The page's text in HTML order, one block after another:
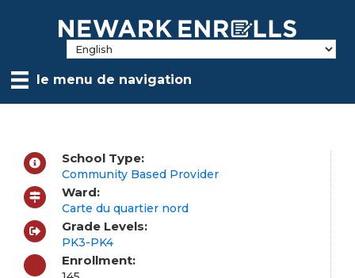
contentle menu de navigation
School Type:
Community Based Provider
Ward:
Carte du quartier nord
Grade Levels:
PK3-PK4
Enrollment: